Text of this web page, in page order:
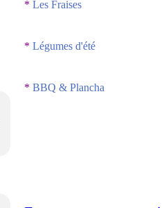
* Les Fraises
* Légumes d'été
* BBQ & Plancha